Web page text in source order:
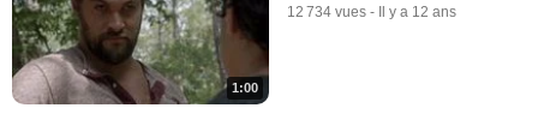
1:00
12 734 vues - Il y a 12 ans